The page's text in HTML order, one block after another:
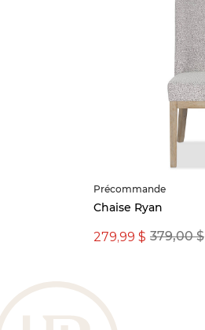
Précommande
Chaise Ryan
379,00 $
279,99 $